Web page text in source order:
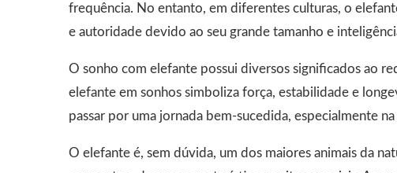
frequência. No entanto, em diferentes culturas, o
e autoridade devido ao seu grande tamanho e
O sonho com elefante possui diversos significados ao
elefante em sonhos simboliza força, estabilidade e
passar por uma jornada bem-sucedida, especialmente
O elefante é, sem dúvida, um dos maiores animais da